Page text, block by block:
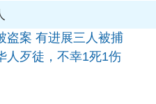
盗案 有进展三人被捕
人歹徒，不幸1死1伤